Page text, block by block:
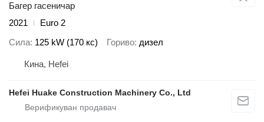
Багер гасеничар
2021
Euro 2
Сила 125 kW (170 кс) Гориво дизел
Кина, Hefei
Hefei Huake Construction Machinery Co., Ltd